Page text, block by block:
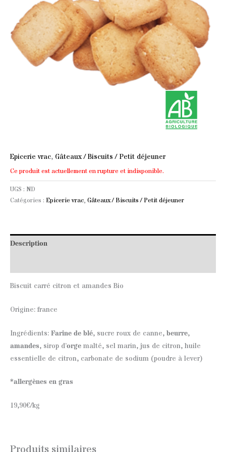
Epicerie vrac, Gâteaux / Biscuits / Petit déjeuner
Ce produit est actuellement en rupture et indisponible.
UGS : ND
Catégories : Epicerie vrac, Gâteaux / Biscuits / Petit déjeuner
Description
Biscuit carré citron et amandes Bio
Origine: france
Ingrédients: Farine de blé, sucre roux de canne, beurre,
amandes, sirop d’orge malté, sel marin, jus de citron, huile
essentielle de citron, carbonate de sodium (poudre à lever)
*allergènes en gras
19,90€/kg